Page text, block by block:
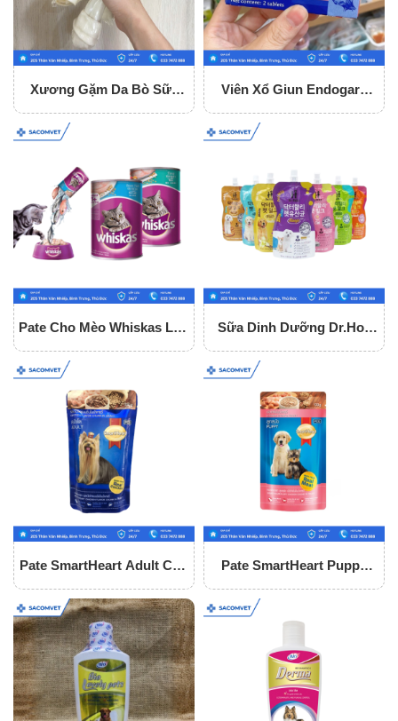
Xương Gặm Da Bò Sữa
Viên Xổ Giun Endogard
Pate Cho Mèo Whiskas Lon
Sữa Dinh Dưỡng Dr.Holi
Pate SmartHeart Adult Cho
Pate SmartHeart Puppy